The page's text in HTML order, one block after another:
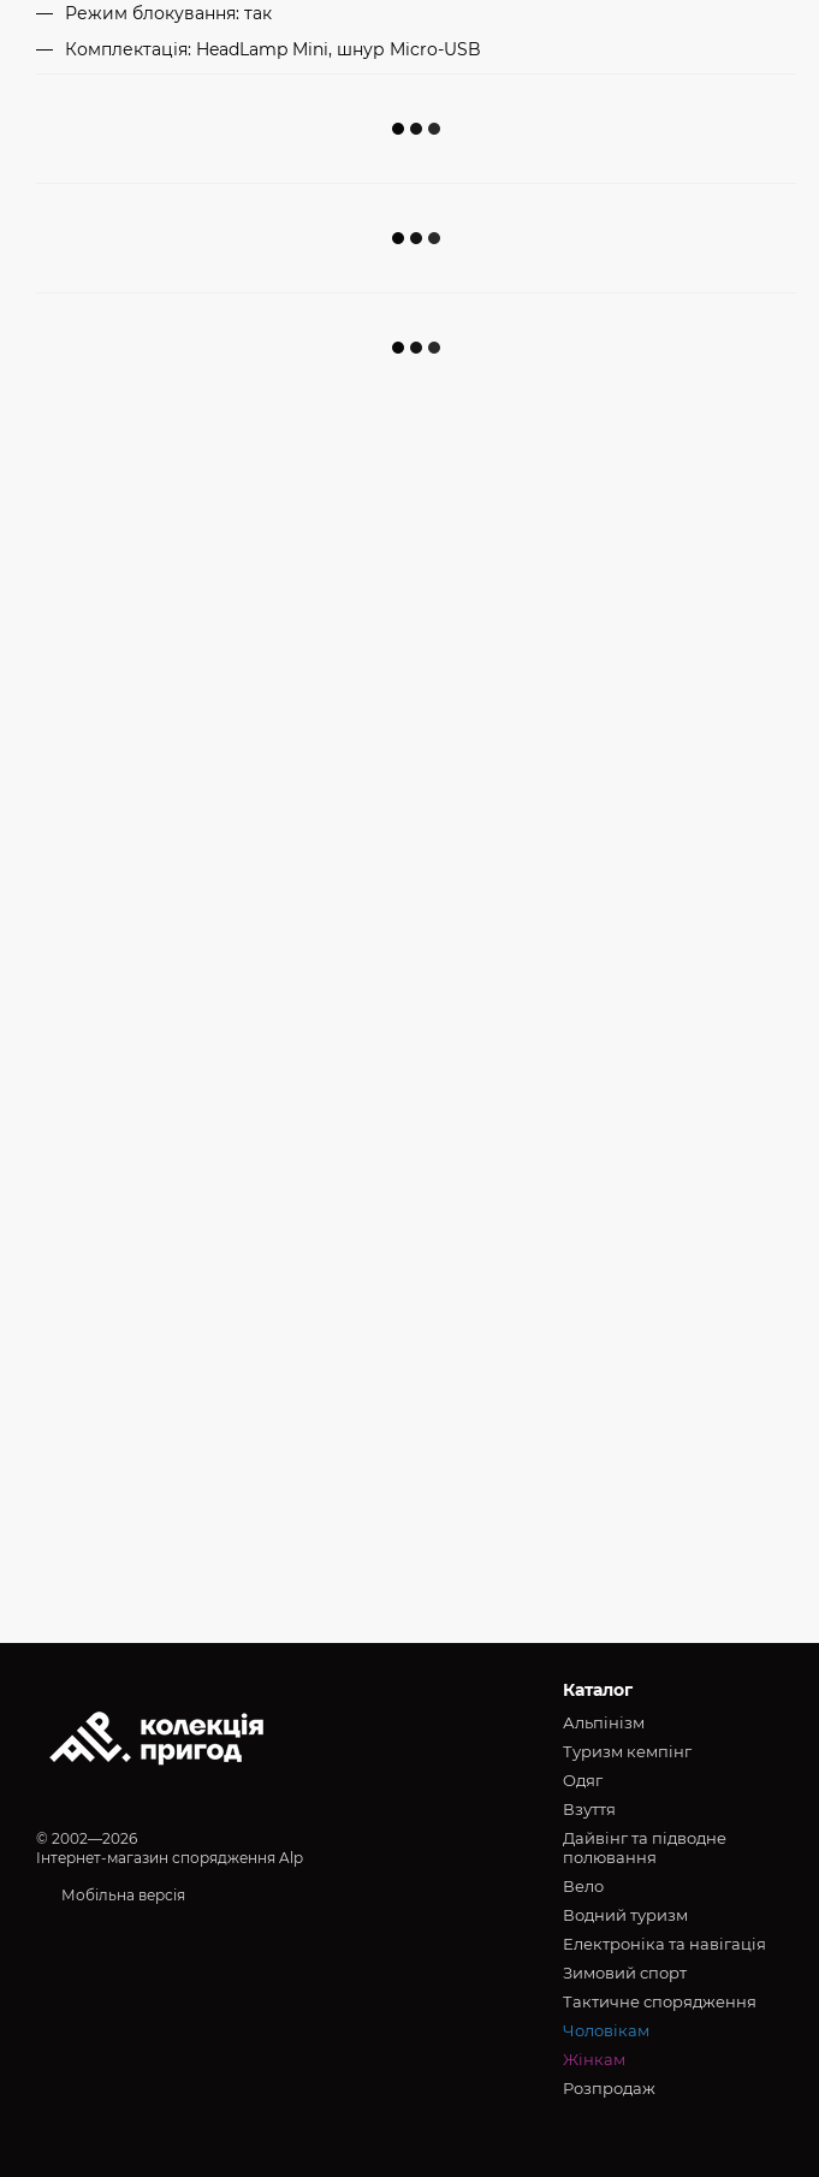
Режим блокування: так
Комплектація: HeadLamp Mini, шнур Micro-USB
© 2002—2026
Інтернет-магазин спорядження Alp
Мобільна версія
Каталог
Альпінізм
Туризм кемпінг
Oдяг
Взуття
Дайвінг та підводне
полювання
Вело
Водний туризм
Електроніка та навігація
Зимовий спорт
Тактичне спорядження
Чоловікам
Жінкам
Розпродаж